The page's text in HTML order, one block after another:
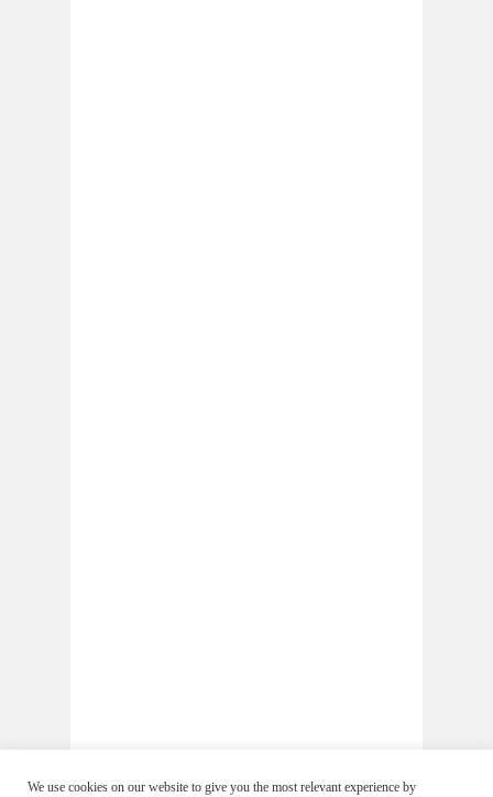
We use cookies on our website to give you the most relevant experience by